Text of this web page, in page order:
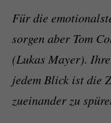
Für die
sorgen aber Tom
(Lukas Mayer).
jedem Blick ist die
zueinander zu